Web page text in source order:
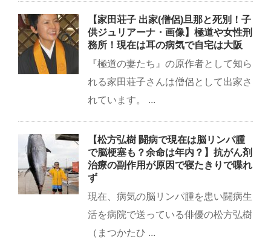
【家田荘子 出家(僧侶)旦那と死別！子
供ジュリアーナ・画像】極道や女性刑
務所！現在は耳の病気で自宅は大阪
『極道の妻たち』の原作者として知ら
れる家田荘子さんは僧侶として出家さ
れています。 ...
【松方弘樹 闘病で現在は脳リンパ腫
で脳梗塞も？余命は年内？】抗がん剤
治療の副作用が原因で寝たきりで喋れ
ず
現在、病気の脳リンパ腫を患い闘病生
活を病院で送っている俳優の松方弘樹
（まつかたひ ...